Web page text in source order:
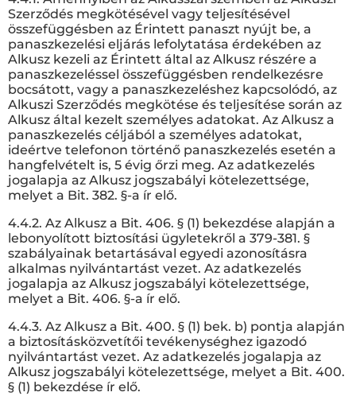
Szerződés megkötésével vagy teljesítésével
összefüggésben az Érintett panaszt nyújt be, a
panaszkezelési eljárás lefolytatása érdekében az
Alkusz kezeli az Érintett által az Alkusz részére a
panaszkezeléssel összefüggésben rendelkezésre
bocsátott, vagy a panaszkezeléshez kapcsolódó, az
Alkuszi Szerződés megkötése és teljesítése során az
Alkusz által kezelt személyes adatokat. Az Alkusz a
panaszkezelés céljából a személyes adatokat,
ideértve telefonon történő panaszkezelés esetén a
hangfelvételt is, 5 évig őrzi meg. Az adatkezelés
jogalapja az Alkusz jogszabályi kötelezettsége,
melyet a Bit. 382. §-a ír elő.
4.4.2. Az Alkusz a Bit. 406. § (1) bekezdése alapján a
lebonyolított biztosítási ügyletekről a 379-381. §
szabályainak betartásával egyedi azonosításra
alkalmas nyilvántartást vezet. Az adatkezelés
jogalapja az Alkusz jogszabályi kötelezettsége,
melyet a Bit. 406. §-a ír elő.
4.4.3. Az Alkusz a Bit. 400. § (1) bek. b) pontja alapján
a biztosításközvetítői tevékenységhez igazodó
nyilvántartást vezet. Az adatkezelés jogalapja az
Alkusz jogszabályi kötelezettsége, melyet a Bit. 400.
§ (1) bekezdése ír elő.